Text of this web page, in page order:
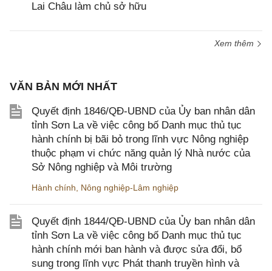
Lai Châu làm chủ sở hữu
Xem thêm
VĂN BẢN MỚI NHẤT
Quyết định 1846/QĐ-UBND của Ủy ban nhân dân
tỉnh Sơn La về việc công bố Danh mục thủ tục
hành chính bị bãi bỏ trong lĩnh vực Nông nghiệp
thuộc phạm vi chức năng quản lý Nhà nước của
Sở Nông nghiệp và Môi trường
Hành chính Nông nghiệp-Lâm nghiệp
Quyết định 1844/QĐ-UBND của Ủy ban nhân dân
tỉnh Sơn La về việc công bố Danh mục thủ tục
hành chính mới ban hành và được sửa đổi, bổ
sung trong lĩnh vực Phát thanh truyền hình và